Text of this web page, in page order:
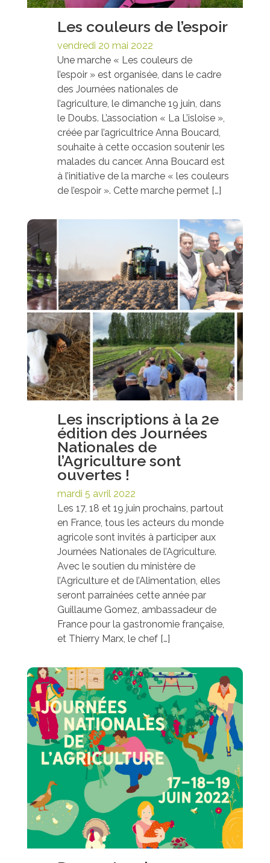
Les couleurs de l’espoir
vendredi 20 mai 2022
Une marche « Les couleurs de
l’espoir » est organisée, dans le cadre
des Journées nationales de
l’agriculture, le dimanche 19 juin, dans
le Doubs. L’association « La L’isloise »,
créée par l’agricultrice Anna Boucard,
souhaite à cette occasion soutenir les
malades du cancer. Anna Boucard est
à l’initiative de la marche « les couleurs
de l’espoir ». Cette marche permet […]
Les inscriptions à la 2e
édition des Journées
Nationales de
l’Agriculture sont
ouvertes !
mardi 5 avril 2022
Les 17, 18 et 19 juin prochains, partout
en France, tous les acteurs du monde
agricole sont invités à participer aux
Journées Nationales de l’Agriculture.
Avec le soutien du ministère de
l’Agriculture et de l’Alimentation, elles
seront parrainées cette année par
Guillaume Gomez, ambassadeur de
France pour la gastronomie française,
et Thierry Marx, le chef […]